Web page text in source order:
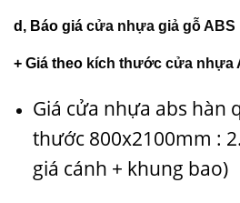
d, Báo giá cửa nhựa giả gỗ ABS
+ Giá theo kích thước cửa nhựa
Giá cửa nhựa abs hàn
thước 800x2100mm :
giá cánh + khung bao)